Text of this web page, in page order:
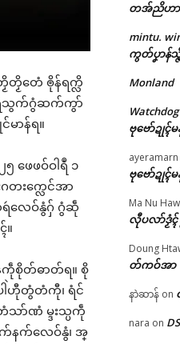
မန်
တၟိတေံ ၜိုန်ရက္လိ
ရဴသွက်ဂွံဆက်ကွာ်
ာန်ရ။
ေဖဝ်ဝါရဳ ၁
တးက္လေင်အာ
ရဴလေဝ်နွံဂှ် ဂွံဆဵု
။
ကဵုစိုတ်ဓာတ်ရ။ စို
ါဲဟီုတွံတံကီု၊ ရံင်
ာ်ဏံ မ္ဒးသ္ပကဵု
နက်လေဝ်နွံ၊ အ္
တအ်ညိဟာ
mintu.
ကွတ်ပၞာန်သ္
Monland
Watchdog
ဗုဗော်ဍုၚ်
ayeramarn
ဗုဗော်ဍုၚ်
Ma Nu Haw
လီုပလာ်ဒၟံၚ်
Doung
တ်ကဝ်အာ
နာဲဆာန် on
nara on